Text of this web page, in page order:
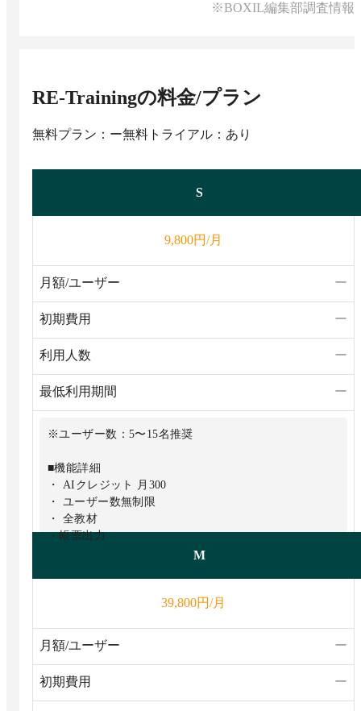
※BOXIL編集部調査情報
RE-Trainingの料金/プラン
無料プラン：ー無料トライアル：あり
S
9,800円/月
月額/ユーザー ー
初期費用 ー
利用人数 ー
最低利用期間 ー
※ユーザー数：5〜15名推奨
■機能詳細
・ AIクレジット 月300
・ ユーザー数無制限
・ 全教材
・帳票出力
M
39,800円/月
月額/ユーザー ー
初期費用 ー